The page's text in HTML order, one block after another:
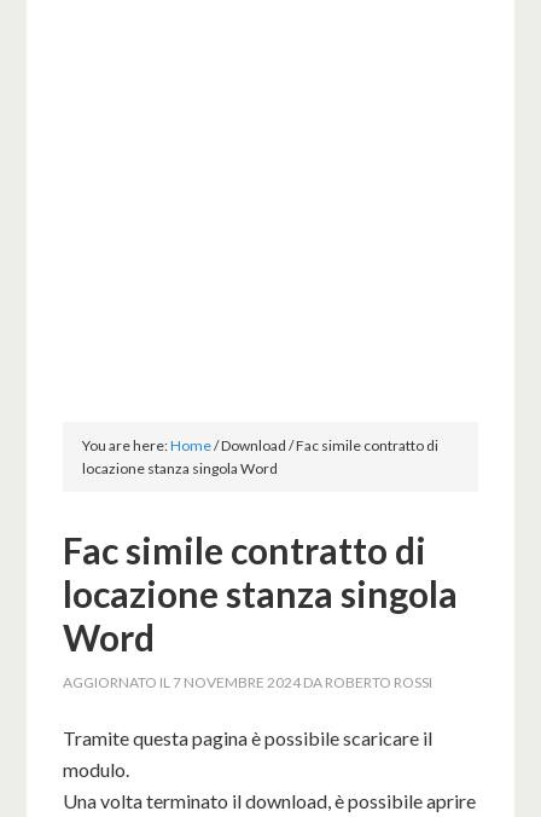
You are here:Home/Download/Fac simile contratto di
locazione stanza singola Word
Fac simile contratto di
locazione stanza singola
Word
AGGIORNATO IL7 NOVEMBRE 2024 DA ROBERTO ROSSI
Tramite questa pagina è possibile scaricare il
modulo.
Una volta terminato il download, è possibile aprire